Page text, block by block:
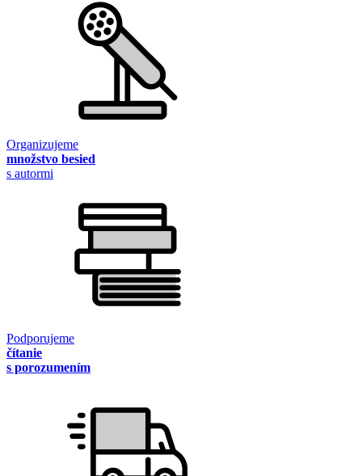
Organizujeme
množstvo besied
s autormi
Podporujeme
čítanie
s porozumením